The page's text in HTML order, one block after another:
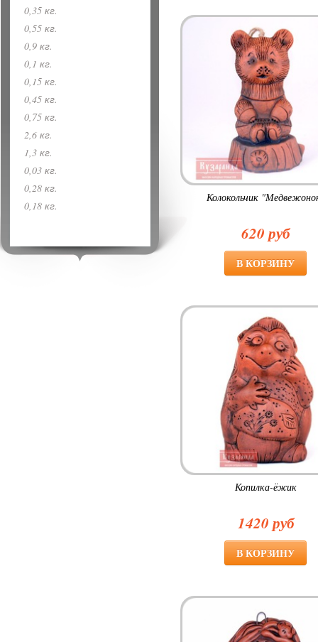
Колокольчик
620 руб
Копилка-ёжик
1420 руб
0,35 кг.
0,55 кг.
0,9 кг.
0,1 кг.
0,15 кг.
0,45 кг.
0,75 кг.
2,6 кг.
1,3 кг.
0,03 кг.
0,28 кг.
0,18 кг.